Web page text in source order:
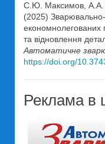
С.Ю. Максимов, А.А.
(2025) Зварювально-
економнолегованих
та відновлення
Автоматичне
https://doi.org/
Реклама в